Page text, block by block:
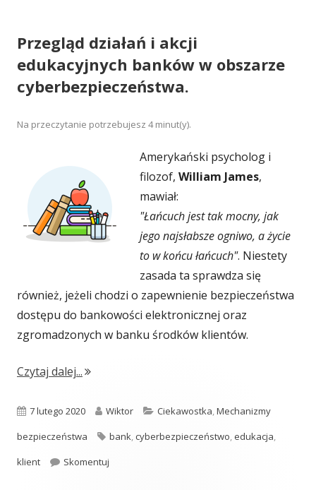
Przegląd działań i akcji
edukacyjnych banków w obszarze
cyberbezpieczeństwa.
Na przeczytanie potrzebujesz 4 minut(y).
Amerykański psycholog i
filozof, William James,
mawiał:
"Łańcuch jest tak mocny, jak
jego najsłabsze ogniwo, a życie
to w końcu łańcuch". Niestety
zasada ta sprawdza się
również, jeżeli chodzi o zapewnienie bezpieczeństwa
dostępu do bankowości elektronicznej oraz
zgromadzonych w banku środków klientów.
Czytaj dalej..."Przegląd działań i akcji edukacyjnych
Opublikowano
7 lutego 2020 Autor
Wiktor Kategorie
Ciekawostka,Mechanizmy
bezpieczeństwa
Tagi
bank,cyberbezpieczeństwo, edukacja,
klient
Skomentuj